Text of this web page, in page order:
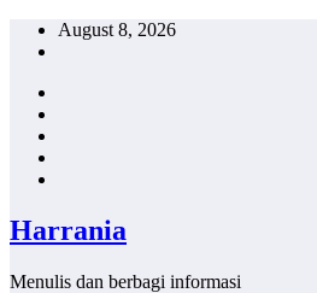
Skip
August 8, 2026
Harrania
Menulis dan berbagi informasi